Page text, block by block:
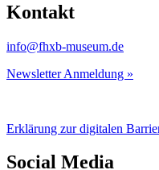
Kontakt
info@fhxb-museum.de
Newsletter Anmeldung »
Erklärung zur digitalen
Social Media